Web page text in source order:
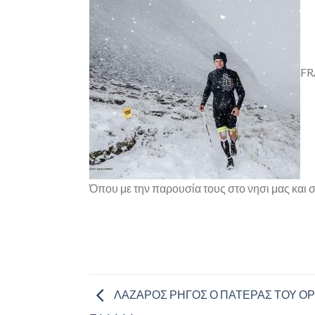
Όπου με την παρουσία τους στο νησι μας και
ΛΑΖΑΡΟΣ ΡΗΓΟΣ Ο ΠΑΤΕΡΑΣ ΤΟΥ